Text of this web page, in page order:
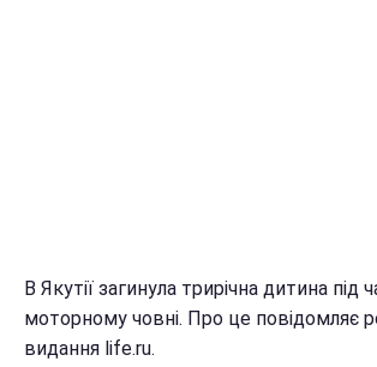
В Якутії загинула трирічна дитина під
моторному човні. Про це повідомляє
видання life.ru.